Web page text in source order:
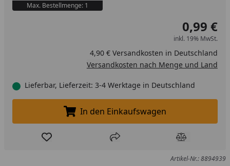
Max. Bestellmenge: 1
0,99 €
inkl. 19% MwSt.
4,90 € Versandkosten in Deutschland
Versandkosten nach Menge und Land
Lieferbar, Lieferzeit: 3-4 Werktage in Deutschland
In den Einkaufswagen legen
In den Einkaufswagen
Produkt zur Wunschliste hinzufügen
Teilen Produkt
Artikel-Nr.: 8894939